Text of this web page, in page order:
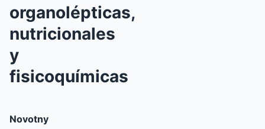
organolépticas,
nutricionales
y
fisicoquímicas
Novotny